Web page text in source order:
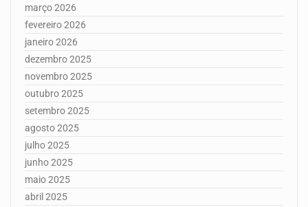
março 2026
fevereiro 2026
janeiro 2026
dezembro 2025
novembro 2025
outubro 2025
setembro 2025
agosto 2025
julho 2025
junho 2025
maio 2025
abril 2025